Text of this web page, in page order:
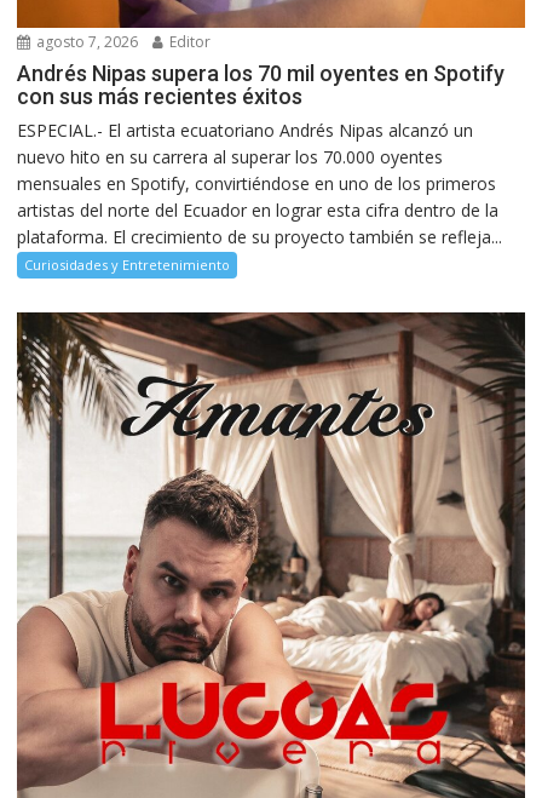
agosto 7, 2026 Editor
Andrés Nipas supera los 70 mil oyentes en Spotify
con sus más recientes éxitos
ESPECIAL.- El artista ecuatoriano Andrés Nipas alcanzó un
nuevo hito en su carrera al superar los 70.000 oyentes
mensuales en Spotify, convirtiéndose en uno de los primeros
artistas del norte del Ecuador en lograr esta cifra dentro de la
plataforma. El crecimiento de su proyecto también se refleja...
Curiosidades y Entretenimiento